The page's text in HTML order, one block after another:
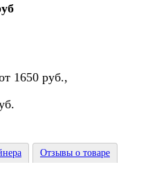
1650 руб.,
Отзывы о товаре